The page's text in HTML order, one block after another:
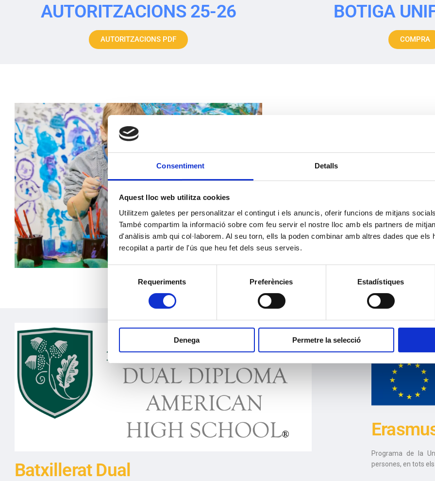
Consentiment Detalls
Aquest lloc web utilitza cookies
Utilitzem galetes per personalitzar el contingut i els anuncis, oferir funcions de mitjans
També compartim la informació sobre com feu servir el nostre lloc amb els partners de
d'anàlisis amb qui col·laborem. Al seu torn, ells la poden combinar amb altres dades que els
recopilat a partir de l'ús que heu fet dels seus serveis.
Selecció
consentiment
Requeriments Preferències Estadístiques
Denega Permetre la selecció
AUTORITZACIONS 25-26
AUTORITZACIONS PDF
BOTIGA
COMPRA
Utilitzem metodologies d’aprenentatge
d’aprenentatge. Eduquem i formem alumnes,
per construir un món més just i respectuós
Batxillerat Dual
Programa de la
persones, en tots